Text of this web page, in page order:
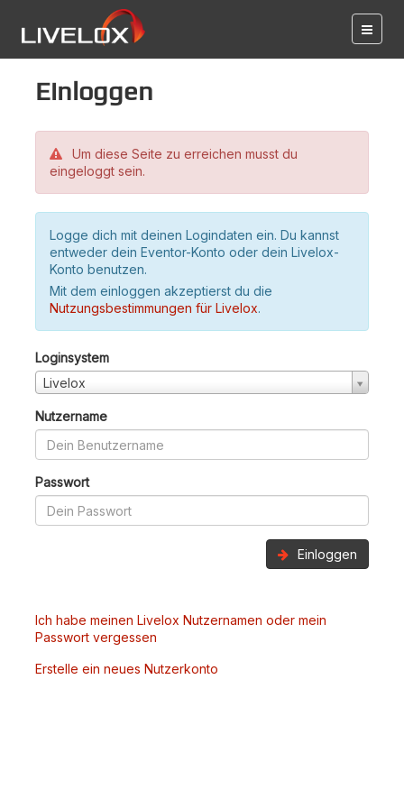
Einloggen
Um diese Seite zu erreichen musst du
eingeloggt sein.
Logge dich mit deinen Logindaten ein. Du kannst
entweder dein Eventor-Konto oder dein Livelox-
Konto benutzen.
Mit dem einloggen akzeptierst du die
Nutzungsbestimmungen für Livelox.
Loginsystem
Livelox
Nutzername
Passwort
Einloggen
Ich habe meinen Livelox Nutzernamen oder mein
Passwort vergessen
Erstelle ein neues Nutzerkonto